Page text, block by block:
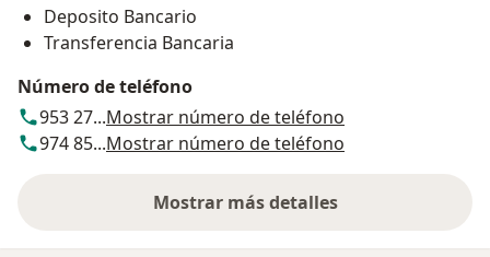
Deposito Bancario
Transferencia Bancaria
Número de teléfono
953 27...Mostrar número de teléfono
974 85...Mostrar número de teléfono
Mostrar más detalles
sobre la dirección